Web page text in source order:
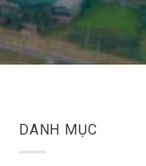
DANH MỤC